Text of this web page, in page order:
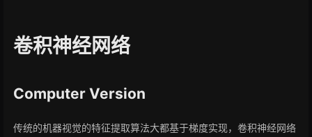
卷积神经网络
Computer Version
传统的机器视觉的特征提取算法大都基于梯度实现，卷积神经网络